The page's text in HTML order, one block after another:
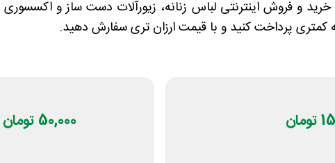
و فروش اینترنتی لباس زنانه، زیورآلات دست ساز و
کمتری پرداخت کنید و با قیمت ارزان تری سفارش دهید.
50,000 تومان